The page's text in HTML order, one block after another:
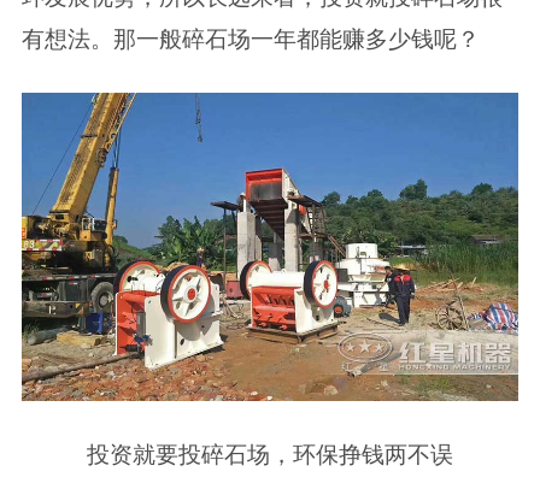
有想法。那一般碎石场一年都能赚多少钱呢？
投资就要投碎石场，环保挣钱两不误